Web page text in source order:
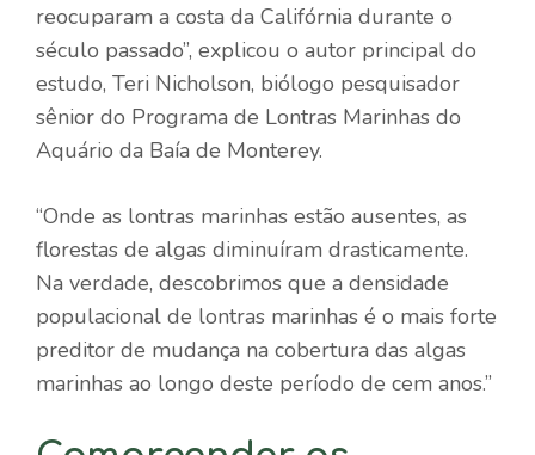
reocuparam a costa da Califórnia durante o
século passado”, explicou o autor principal do
estudo, Teri Nicholson, biólogo pesquisador
sênior do Programa de Lontras Marinhas do
Aquário da Baía de Monterey.
“Onde as lontras marinhas estão ausentes, as
florestas de algas diminuíram drasticamente.
Na verdade, descobrimos que a densidade
populacional de lontras marinhas é o mais forte
preditor de mudança na cobertura das algas
marinhas ao longo deste período de cem anos.”